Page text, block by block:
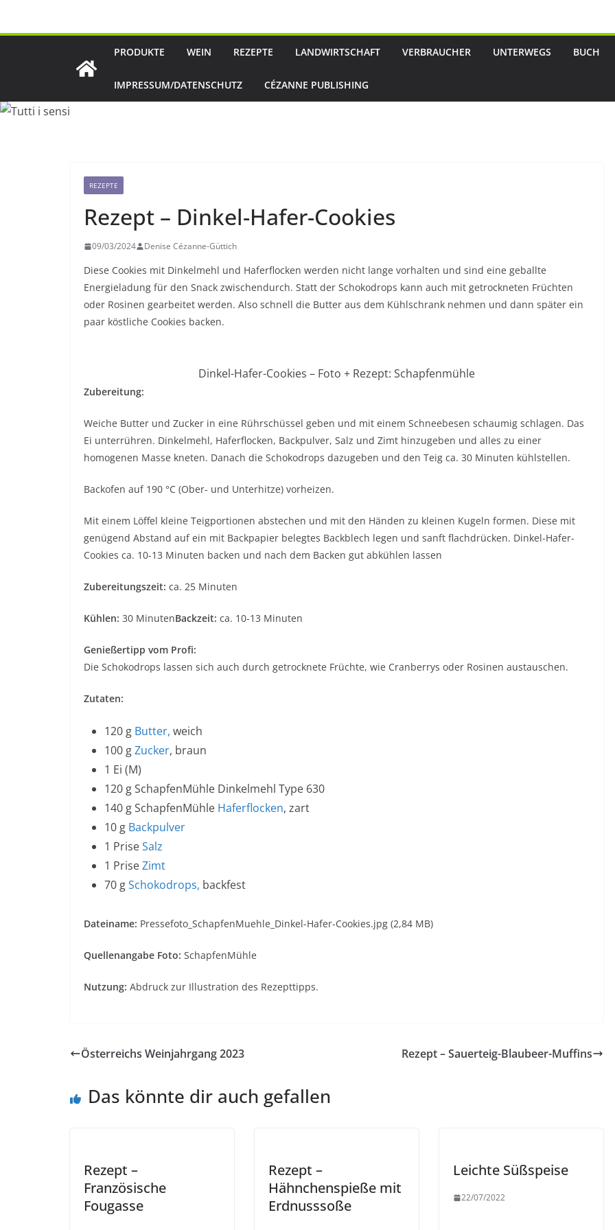
PRODUKTE WEIN REZEPTE LANDWIRTSCHAFT VERBRAUCHER UNTERWEGS BUCH
IMPRESSUM/DATENSCHUTZ CÉZANNE PUBLISHING
REZEPTE
Rezept – Dinkel-Hafer-Cookies
09/03/2024 Denise Cézanne-Güttich
Diese Cookies mit Dinkelmehl und Haferflocken werden nicht lange vorhalten und sind eine geballte
Energieladung für den Snack zwischendurch. Statt der Schokodrops kann auch mit getrockneten Früchten
oder Rosinen gearbeitet werden. Also schnell die Butter aus dem Kühlschrank nehmen und dann später ein
paar köstliche Cookies backen.
Dinkel-Hafer-Cookies – Foto + Rezept: Schapfenmühle
Zubereitung:
Weiche Butter und Zucker in eine Rührschüssel geben und mit einem Schneebesen schaumig schlagen. Das
Ei unterrühren. Dinkelmehl, Haferflocken, Backpulver, Salz und Zimt hinzugeben und alles zu einer
homogenen Masse kneten. Danach die Schokodrops dazugeben und den Teig ca. 30 Minuten kühlstellen.
Backofen auf 190 °C (Ober- und Unterhitze) vorheizen.
Mit einem Löffel kleine Teigportionen abstechen und mit den Händen zu kleinen Kugeln formen. Diese mit
genügend Abstand auf ein mit Backpapier belegtes Backblech legen und sanft flachdrücken. Dinkel-Hafer-
Cookies ca. 10-13 Minuten backen und nach dem Backen gut abkühlen lassen
Zubereitungszeit: ca. 25 Minuten
Kühlen: 30 MinutenBackzeit: ca. 10-13 Minuten
Genießertipp vom Profi:
Die Schokodrops lassen sich auch durch getrocknete Früchte, wie Cranberrys oder Rosinen austauschen.
Zutaten:
120 g Butter, weich
100 gZucker, braun
1 Ei (M)
120 g SchapfenMühle Dinkelmehl Type 630
140 g SchapfenMühle Haferflocken, zart
10 g Backpulver
1 PriseSalz
1 PriseZimt
70 gSchokodrops, backfest
Dateiname: Pressefoto_SchapfenMuehle_Dinkel-Hafer-Cookies.jpg (2,84 MB)
Quellenangabe Foto: SchapfenMühle
Nutzung: Abdruck zur Illustration des Rezepttipps.
Österreichs Weinjahrgang 2023 Rezept – Sauerteig-Blaubeer-Muffins
Das könnte dir auch gefallen
Rezept –
Französische
Fougasse
Rezept –
Hähnchenspieße mit
Erdnusssoße
Leichte Süßspeise
22/07/2022